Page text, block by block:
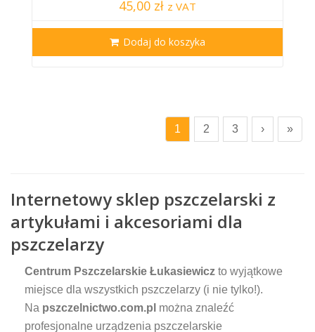
45,00 zł z VAT
Dodaj do koszyka
1 2 3 › »
Internetowy sklep pszczelarski z
artykułami i akcesoriami dla
pszczelarzy
Centrum Pszczelarskie Łukasiewicz to wyjątkowe
miejsce dla wszystkich pszczelarzy (i nie tylko!).
Na pszczelnictwo.com.pl można znaleźć
profesjonalne urządzenia pszczelarskie